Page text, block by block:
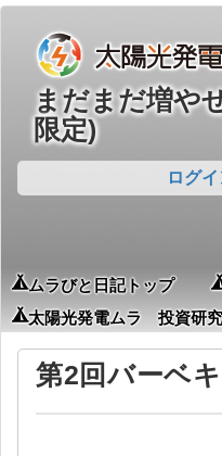
まだまだ増や
限定)
ログ
ムラびと日記トップ
太陽光発電ムラ 投資研
第2回バーベ